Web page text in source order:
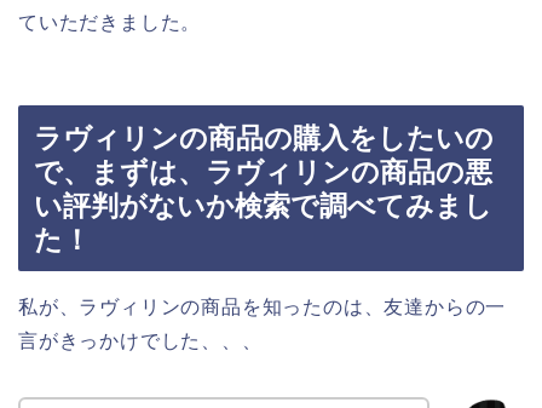
ていただきました。
ラヴィリンの商品の購入をしたいの
で、まずは、ラヴィリンの商品の悪
い評判がないか検索で調べてみまし
た！
私が、ラヴィリンの商品を知ったのは、友達からの一
言がきっかけでした、、、